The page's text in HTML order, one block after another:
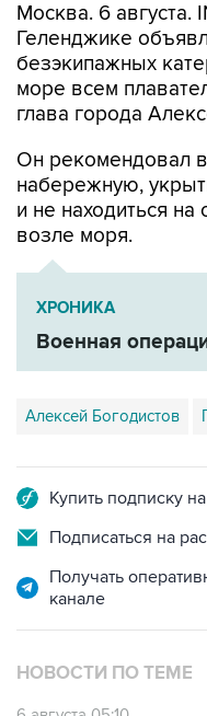
Москва. 6 августа.
Геленджике
безэкипажных
море всем
глава города
Он рекомендовал
набережную,
и не находиться на
возле моря.
ХРОНИКА
Военная
Алексей Богодистов
Купить подписку
Подписаться на
Получать
канале
НОВОСТИ ПО ТЕМЕ